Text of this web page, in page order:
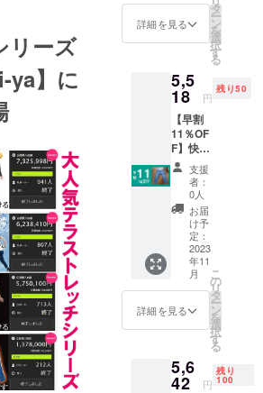
リーズ
ya】に
ました。
現在では、
ジャンルに
こだわらず
弊社のノウ
ハウ、アイ
デアを具現
化し「ワク
ワクするも
の」を開発
し発信を続
けておりま
す。
ご支援者様
クワクして
頂けるもの
ツ 通常
6,200円
を5,394
円にて
しま
す。 ※
送料、
税込み
価格と
なって
おりま
す。 ※
割引率
は販売
予定価
格に送
料を含
む合計
金額に
対する
もので
詳細を見る
タ
ー
ン
を
選
択
す
る
5,5
18 円
残り50
【早割
11％OF
F】快適
ルーム
ウエ
ア、部
屋着、
テラス
トレッ
チデニ
ムパン
ツ 通常
6,200円
を5,518
円にて
お届け
す。 ※
送料、
支援
者：
0人
お届
け予
定：
2023
年11
月
詳細を見る
こ
の
リ
タ
ー
ン
を
選
択
す
る
5,6
42 円
残り
100